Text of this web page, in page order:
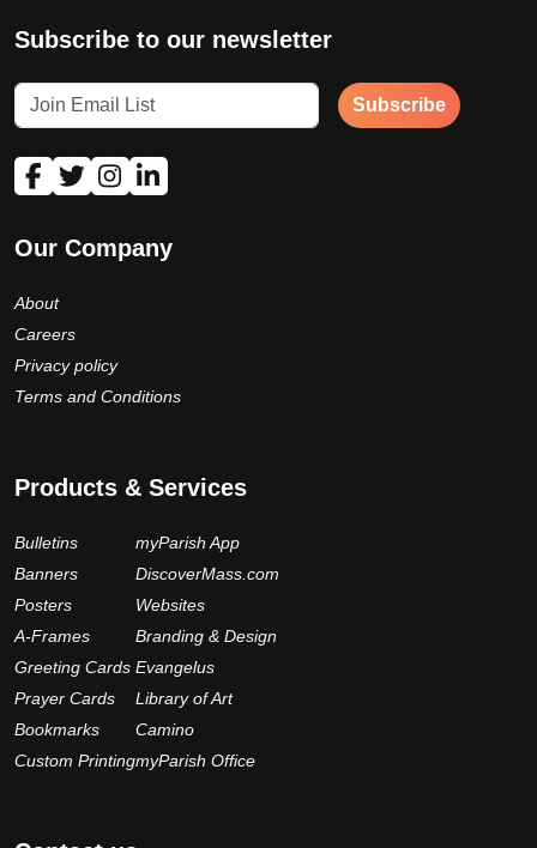
Subscribe to our newsletter
Subscribe
Our Company
About
Careers
Privacy policy
Terms and Conditions
Products & Services
Bulletins
Banners
Posters
A-Frames
Greeting Cards
Prayer Cards
Bookmarks
Custom Printing
myParish App
DiscoverMass.com
Websites
Branding & Design
Evangelus
Library of Art
Camino
myParish Office